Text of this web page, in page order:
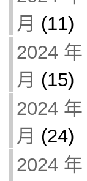
月 (11)
2024 年
月 (15)
2024 年
月 (24)
2024 年